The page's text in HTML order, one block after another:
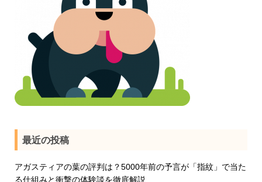
最近の投稿
アガスティアの葉の評判は？5000年前の予言が「指紋」で当た
る仕組みと衝撃の体験談を徹底解説